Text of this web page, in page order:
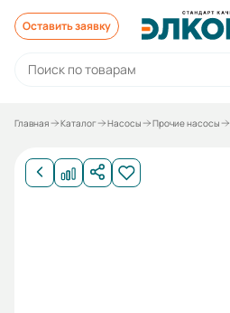
Оставить заявку
Главная Каталог Насосы Прочие насосы